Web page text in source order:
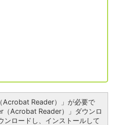
Acrobat Reader）」が必要で
（Acrobat Reader）」ダウンロ
ンロードし、インストールして